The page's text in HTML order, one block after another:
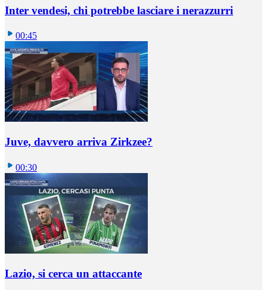
Inter vendesi, chi potrebbe lasciare i nerazzurri
00:45
Juve, davvero arriva Zirkzee?
00:30
Lazio, si cerca un attaccante